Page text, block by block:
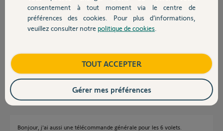
Devis avec un pro
Contact
Bonjour Stéphane,
Bonjour, j'ai aussi une télécommande générale pour les 6 volets.
consentement à tout moment via le centre de
préférences des cookies. Pour plus d’informations,
veuillez consulter notre politique de cookies
TOUT ACCEPTER
Gérer mes préférences